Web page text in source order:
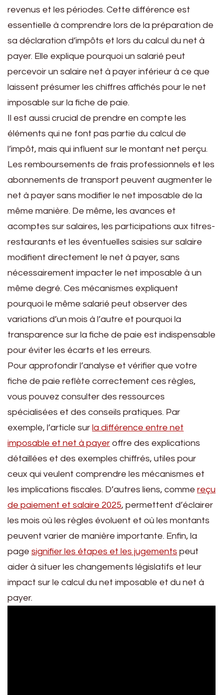
revenus et les périodes. Cette différence est
essentielle à comprendre lors de la préparation de
sa déclaration d’impôts et lors du calcul du net à
payer. Elle explique pourquoi un salarié peut
percevoir un salaire net à payer inférieur à ce que
laissent présumer les chiffres affichés pour le net
imposable sur la fiche de paie.
Il est aussi crucial de prendre en compte les
éléments qui ne font pas partie du calcul de
l’impôt, mais qui influent sur le montant net perçu.
Les remboursements de frais professionnels et les
abonnements de transport peuvent augmenter le
net à payer sans modifier le net imposable de la
même manière. De même, les avances et
acomptes sur salaires, les participations aux titres-
restaurants et les éventuelles saisies sur salaire
modifient directement le net à payer, sans
nécessairement impacter le net imposable à un
même degré. Ces mécanismes expliquent
pourquoi le même salarié peut observer des
variations d’un mois à l’autre et pourquoi la
transparence sur la fiche de paie est indispensable
pour éviter les écarts et les erreurs.
Pour approfondir l’analyse et vérifier que votre
fiche de paie reflète correctement ces règles,
vous pouvez consulter des ressources
spécialisées et des conseils pratiques. Par
exemple, l’article sur la différence entre net
imposable et net à payer offre des explications
détaillées et des exemples chiffrés, utiles pour
ceux qui veulent comprendre les mécanismes et
les implications fiscales. D’autres liens, comme reçu
de paiement et salaire 2025, permettent d’éclairer
les mois où les règles évoluent et où les montants
peuvent varier de manière importante. Enfin, la
page signifier les étapes et les jugements peut
aider à situer les changements législatifs et leur
impact sur le calcul du net imposable et du net à
payer.